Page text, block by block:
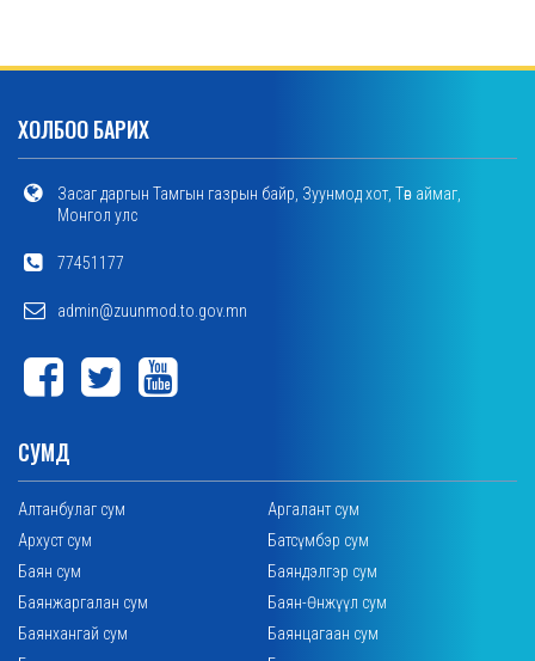
ХОЛБОО БАРИХ
Засаг даргын Тамгын газрын байр, Зуунмод хот, Төв аймаг,
Монгол улс
77451177
admin@zuunmod.to.gov.mn
СУМД
Алтанбулаг сум
Аргалант сум
Архуст сум
Батсүмбэр сум
Баян сум
Баяндэлгэр сум
Баянжаргалан сум
Баян-Өнжүүл сум
Баянхангай сум
Баянцагаан сум